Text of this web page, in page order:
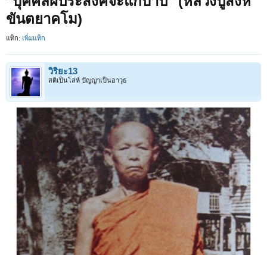
ขันตยาคโม)
แท็ก: เพิ่มแท็ก
วิริยะ13
สติเป็นโล่ห์ ปัญญาเป็นอาวุธ